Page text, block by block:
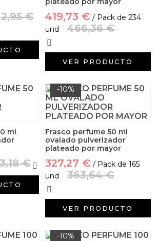
2,95 € 419,73 € / Pack de 234
und
466,36 €
VER PRODUCTO
ml
€
-10%
Frasco perfume 50 ml
ovalado pulverizador
plateado por mayor
327,27 € / Pack de 165
und
363,64 €
VER PRODUCTO
-10%
y Cosmética
y estrellas de mar
detalles hechos a mano
K-Beauty